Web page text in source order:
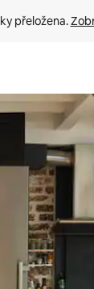
přeložena.